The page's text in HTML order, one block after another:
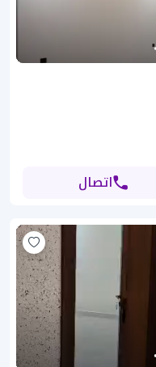
اتصال